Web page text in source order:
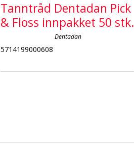
Tanntråd Dentadan Pick
& Floss innpakket 50 stk.
Dentadan
5714199000608